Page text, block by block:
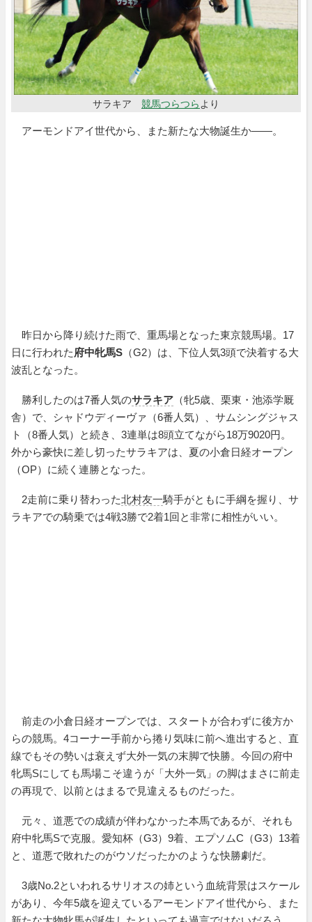
サラキア 競馬つらつら より
アーモンドアイ世代から、また新たな大物誕生か――。
昨日から降り続けた雨で、重馬場となった東京競馬場。17
日に行われた府中牝馬S （G2）は、下位人気3頭で決着する大
波乱となった。
勝利したのは7番人気のサラキア （牝5歳、栗東・池添学厩
舎）で、シャドウディーヴァ（6番人気）、サムシングジャス
ト（8番人気）と続き、3連単は8頭立てながら18万9020円。
外から豪快に差し切ったサラキアは、夏の小倉日経オープン
（OP）に続く連勝となった。
2走前に乗り替わった北村友一騎手がともに手綱を握り、サ
ラキアでの騎乗では4戦3勝で2着1回と非常に相性がいい。
前走の小倉日経オープンでは、スタートが合わずに後方か
らの競馬。4コーナー手前から捲り気味に前へ進出すると、直
線でもその勢いは衰えず大外一気の末脚で快勝。今回の府中
牝馬Sにしても馬場こそ違うが「大外一気」の脚はまさに前走
の再現で、以前とはまるで見違えるものだった。
元々、道悪での成績が伴わなかった本馬であるが、それも
府中牝馬Sで克服。愛知杯（G3）9着、エプソムC（G3）13着
と、道悪で敗れたのがウソだったかのような快勝劇だ。
3歳No.2といわれるサリオスの姉という血統背景はスケール
があり、今年5歳を迎えているアーモンドアイ世代から、また